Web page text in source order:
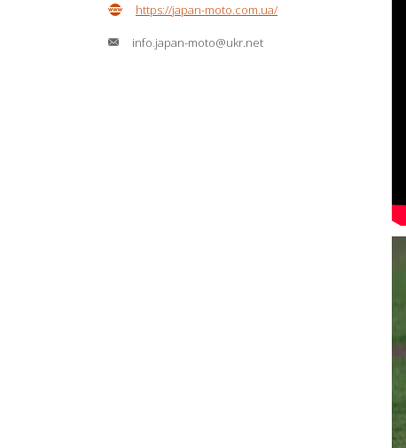
https://japan-moto.com.ua/
info.japan-moto@ukr.net